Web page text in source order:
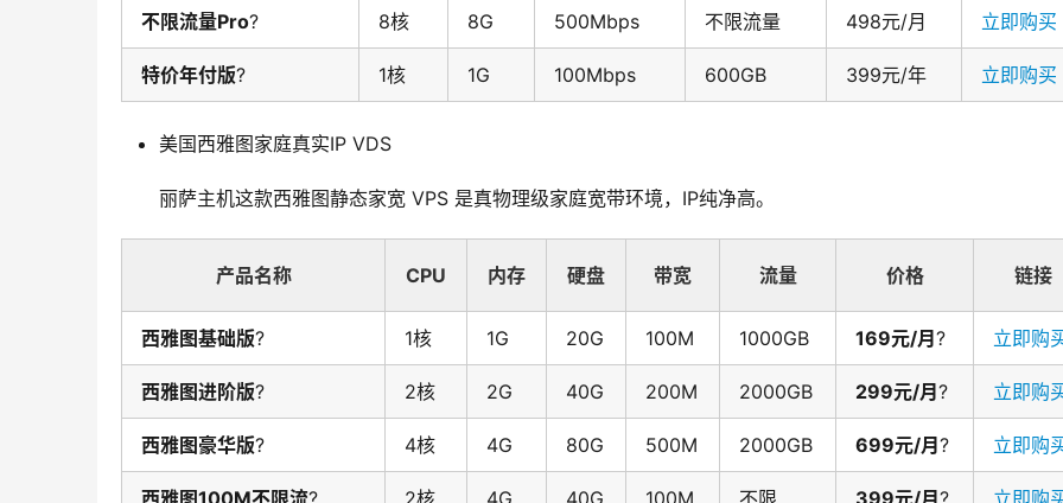
不限流量Pro? 8核 8G 500Mbps 不限流量 498元/月 立即购买
特价年付版? 1核 1G 100Mbps 600GB 399元/年 立即购买
美国西雅图家庭真实IP VDS
丽萨主机这款西雅图静态家宽 VPS 是真物理级家庭宽带环境，IP纯净高。
产品名称 CPU 内存 硬盘 带宽 流量 价格 链接
西雅图基础版? 1核 1G 20G 100M 1000GB 169元/月 ? 立即购
西雅图进阶版? 2核 2G 40G 200M 2000GB 299元/月 ? 立即购
西雅图豪华版? 4核 4G 80G 500M 2000GB 699元/月 ? 立即购